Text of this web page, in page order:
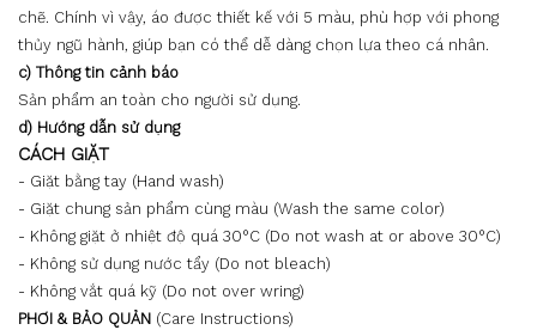
chẽ. Chính vì vậy, áo được thiết kế với 5 màu, phù hợp với phong
thủy ngũ hành, giúp bạn có thể dễ dàng chọn lựa theo cá nhân.
c) Thông tin cảnh báo
Sản phẩm an toàn cho người sử dụng.
d) Hướng dẫn sử dụng
CÁCH GIẶT
- Giặt bằng tay (Hand wash)
- Giặt chung sản phẩm cùng màu (Wash the same color)
- Không giặt ở nhiệt độ quá 30°C (Do not wash at or above 30°C)
- Không sử dụng nước tẩy (Do not bleach)
- Không vắt quá kỹ (Do not over wring)
PHƠI & BẢO QUẢN (Care Instructions)